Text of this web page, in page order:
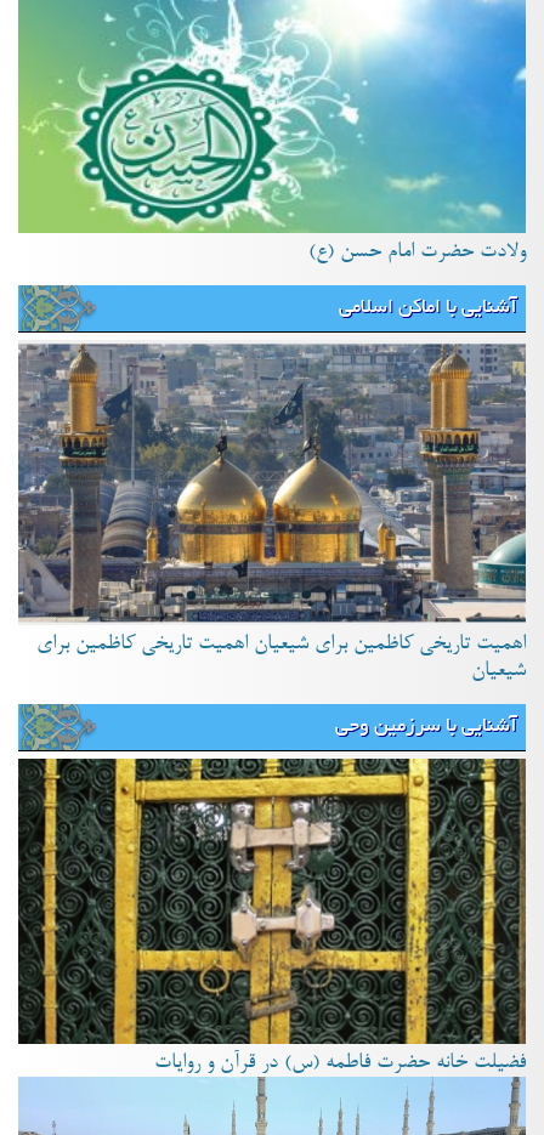
ولادت حضرت امام حسن (ع)
آشنایی با اماکن اسلامی
اهمیت تاریخی کاظمین برای شیعیان اهمیت تاریخی کاظمین برای
شیعیان
آشنایی با سرزمین وحی
فضیلت خانه حضرت فاطمه (س) در قرآن و روایات